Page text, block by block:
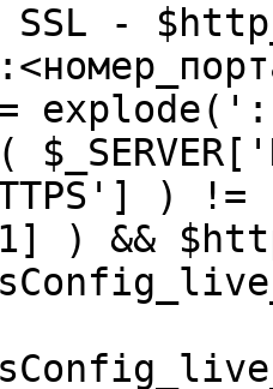
-
explode(':',
) &&